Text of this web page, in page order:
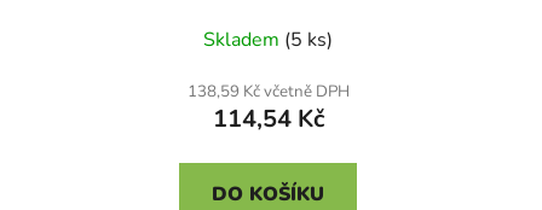
Skladem (5 ks)
138,59 Kč včetně DPH
114,54 Kč
DO KOŠÍKU